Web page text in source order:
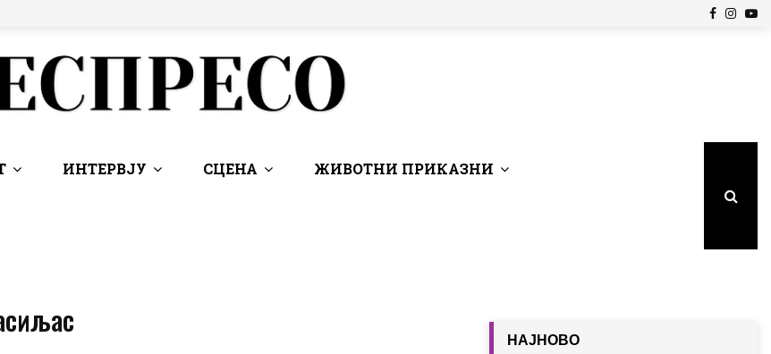
Facebook
ИНТЕРВЈУ СЦЕНА ЖИВОТНИ ПРИКАЗНИ
НАЈНОВО